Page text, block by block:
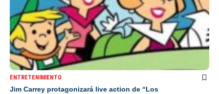
ENTRETENIMIENTO
Jim Carrey protagonizará live action de “Los